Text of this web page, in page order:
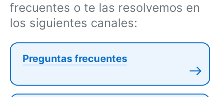
frecuentes o te las resolvemos en
los siguientes canales:
Preguntas frecuentes